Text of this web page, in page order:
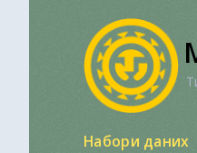
Набори даних